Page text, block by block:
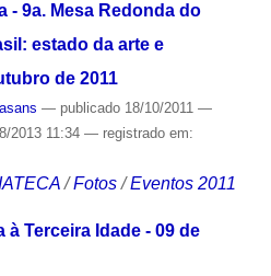
- 9a. Mesa Redonda do
estado da arte e
de 2011
— publicado18/10/2011 —
2013 11:34 — registrado em:
/Fotos /Eventos 2011
Terceira Idade - 09 de